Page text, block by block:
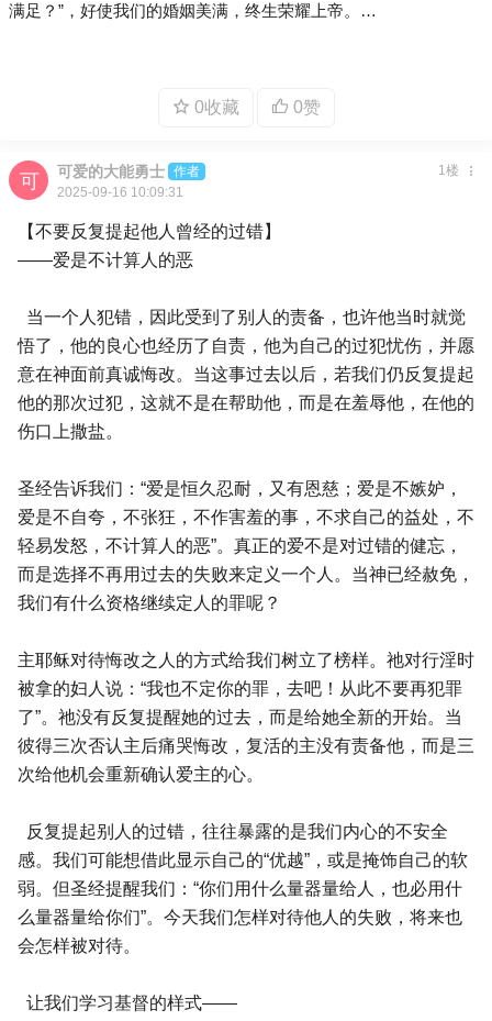
满足？”，好使我们的婚姻美满，终生荣耀上帝。…
0收藏 0赞
可爱的大能勇士 作者
2025-09-16 10:09:31
1楼
【不要反复提起他人曾经的过错】
——爱是不计算人的恶
当一个人犯错，因此受到了别人的责备，也许他当时就觉
悟了，他的良心也经历了自责，他为自己的过犯忧伤，并愿
意在神面前真诚悔改。当这事过去以后，若我们仍反复提起
他的那次过犯，这就不是在帮助他，而是在羞辱他，在他的
伤口上撒盐。
圣经告诉我们：“爱是恒久忍耐，又有恩慈；爱是不嫉妒，
爱是不自夸，不张狂，不作害羞的事，不求自己的益处，不
轻易发怒，不计算人的恶”。真正的爱不是对过错的健忘，
而是选择不再用过去的失败来定义一个人。当神已经赦免，
我们有什么资格继续定人的罪呢？
主耶稣对待悔改之人的方式给我们树立了榜样。祂对行淫时
被拿的妇人说：“我也不定你的罪，去吧！从此不要再犯罪
了”。祂没有反复提醒她的过去，而是给她全新的开始。当
彼得三次否认主后痛哭悔改，复活的主没有责备他，而是三
次给他机会重新确认爱主的心。
反复提起别人的过错，往往暴露的是我们内心的不安全
感。我们可能想借此显示自己的“优越”，或是掩饰自己的软
弱。但圣经提醒我们：“你们用什么量器量给人，也必用什
么量器量给你们”。今天我们怎样对待他人的失败，将来也
会怎样被对待。
让我们学习基督的样式——